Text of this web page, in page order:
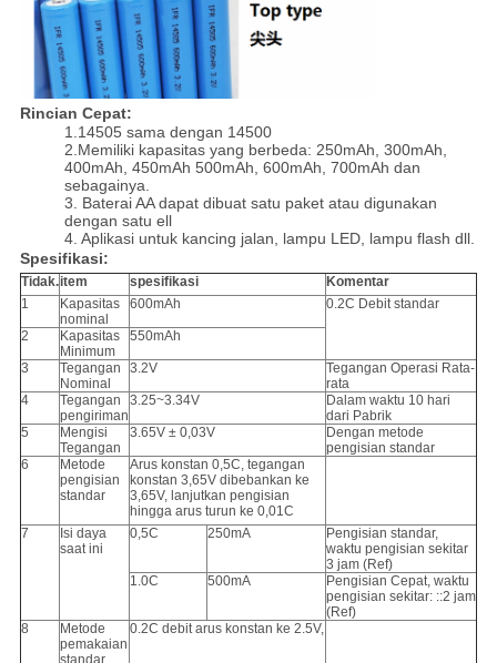
Rincian Cepat:
1.14505 sama dengan 14500
2.Memiliki kapasitas yang berbeda: 250mAh, 300mAh,
400mAh, 450mAh 500mAh, 600mAh, 700mAh dan
sebagainya.
3. Baterai AA dapat dibuat satu paket atau digunakan
dengan satu ell
4. Aplikasi untuk kancing jalan, lampu LED, lampu flash dll.
Spesifikasi:
Tidak.item spesifikasi
Komentar
1
Kapasitas
nominal
600mAh 0.2C Debit standar
2
Kapasitas
Minimum
550mAh
3
Tegangan
Nominal
3.2V
Tegangan Operasi Rata-
rata
4
Tegangan
pengiriman
3.25~3.34V
Dalam waktu 10 hari
dari Pabrik
5
Mengisi
Tegangan
3.65V ± 0,03V
Dengan metode
pengisian standar
6
Metode
pengisian
standar
Arus konstan 0,5C, tegangan
konstan 3,65V dibebankan ke
3,65V, lanjutkan pengisian
hingga arus turun ke 0,01C
7
Isi daya
saat ini
0,5C 250mA
Pengisian standar,
waktu pengisian sekitar
3 jam (Ref)
1.0C
500mA
Pengisian Cepat, waktu
pengisian sekitar: ::2 jam
(Ref)
8
Metode
pemakaian
standar
0.2C debit arus konstan ke 2.5V,